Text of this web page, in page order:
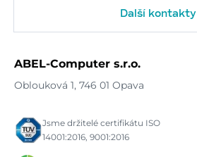
Další kontakty
ABEL-Computer s.r.o.
Oblouková 1, 746 01 Opava
Jsme držitelé certifikátu ISO
14001:2016, 9001:2016